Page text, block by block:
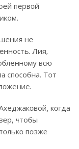
первой
не
Лия,
всю
способна. Тот
когда
чтобы
позже